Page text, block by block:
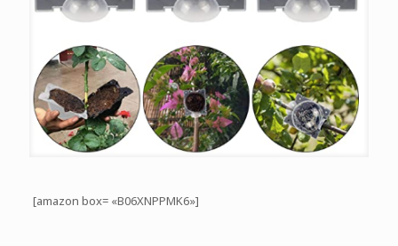
[amazon box= «B06XNPPMK6»]